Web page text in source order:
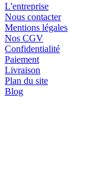
L'entreprise
Nous contacter
Mentions légales
Nos CGV
Confidentialité
Paiement
Livraison
Plan du site
Blog